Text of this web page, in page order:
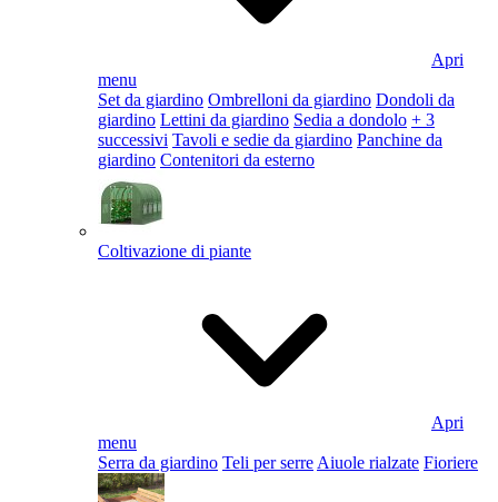
Apri
menu
Set da giardino Ombrelloni da giardino Dondoli da
giardino Lettini da giardino Sedia a dondolo + 3
successivi Tavoli e sedie da giardino Panchine da
giardino Contenitori da esterno
Coltivazione di piante
Apri
menu
Serra da giardino Teli per serre Aiuole rialzate Fioriere